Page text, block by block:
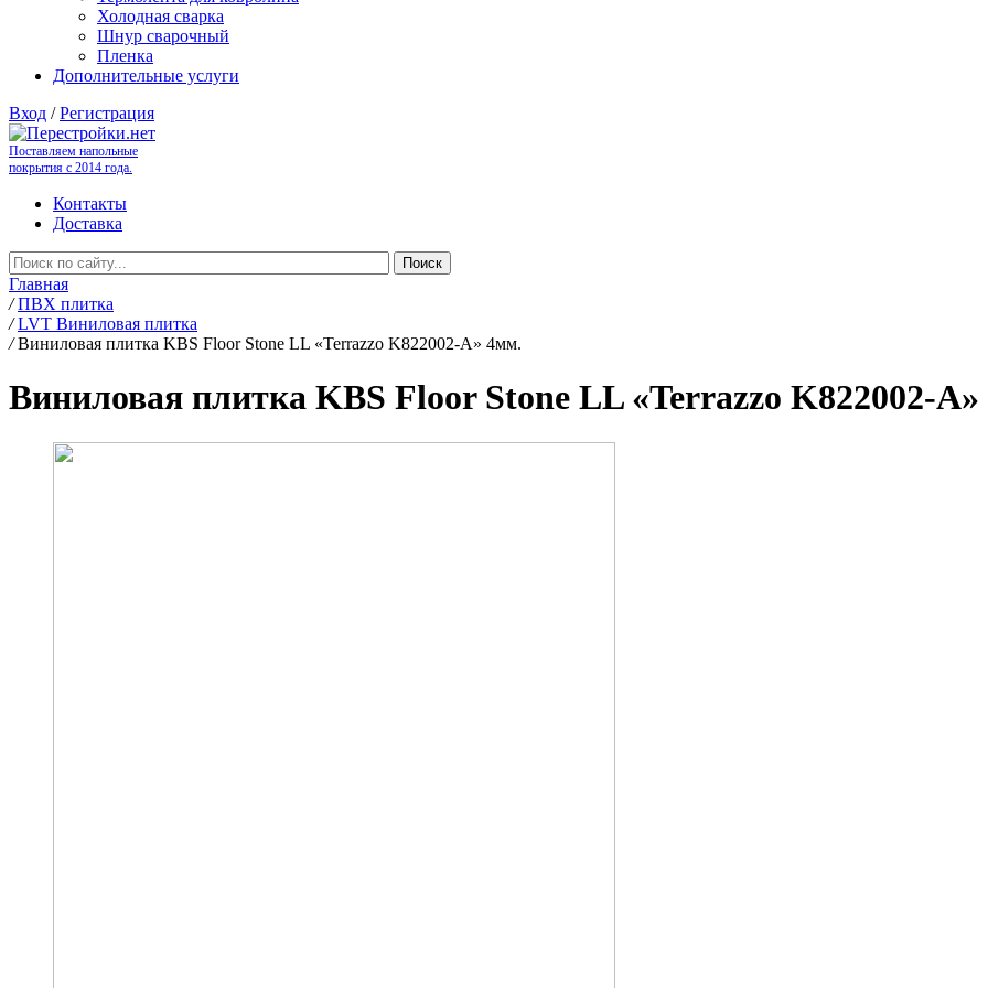
Холодная сварка
Шнур сварочный
Пленка
Дополнительные услуги
Вход /Регистрация
Поставляем напольные
покрытия с 2014 года.
Контакты
Доставка
Главная
/ ПВХ плитка
/ LVT Виниловая плитка
/ Виниловая плитка KBS Floor Stone LL «Terrazzo K822002-A» 4мм.
Виниловая плитка KBS Floor Stone LL «Terrazzo K822002-